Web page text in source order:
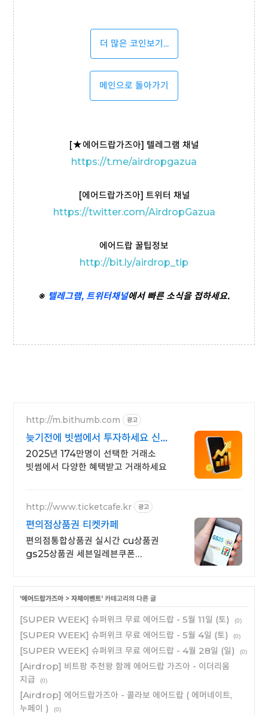
더 많은 코인보기...
메인으로 돌아가기
[★에어드랍가즈아] 텔레그램 채널
https://t.me/airdropgazua
[에어드랍가즈아] 트위터 채널
https://twitter.com/AirdropGazua
에어드랍 꿀팁정보
http://bit.ly/airdrop_tip
※ 텔레그램, 트위터채널에서 빠른 소식을 접하세요.
http://m.bithumb.com 광고
늦기전에 빗썸에서 투자하세요 신규
가입 시 5만원 혜택
2025년 174만명이 선택한 거래소
빗썸에서 다양한 혜택받고 거래하세요
http://www.ticketcafe.kr 광고
편의점상품권 티켓카페
편의점통합상품권 실시간 cu상품권
gs25상품권 세븐일레븐쿠폰
'에어드랍가즈아 > 자체이벤트' 카테고리의 다른 글
[SUPER WEEK] 슈퍼위크 무료 에어드랍 - 5월 11일 (토) (0)
[SUPER WEEK] 슈퍼위크 무료 에어드랍 - 5월 4일 (토) (0)
[SUPER WEEK] 슈퍼위크 무료 에어드랍 - 4월 28일 (일) (0)
[Airdrop] 비트팡 추천왕 함께 에어드랍 가즈아 - 이더리움
지급
(0)
[Airdrop] 에어드랍가즈아 - 콜라보 에어드랍 ( 에머네이트,
누페이 )
(0)